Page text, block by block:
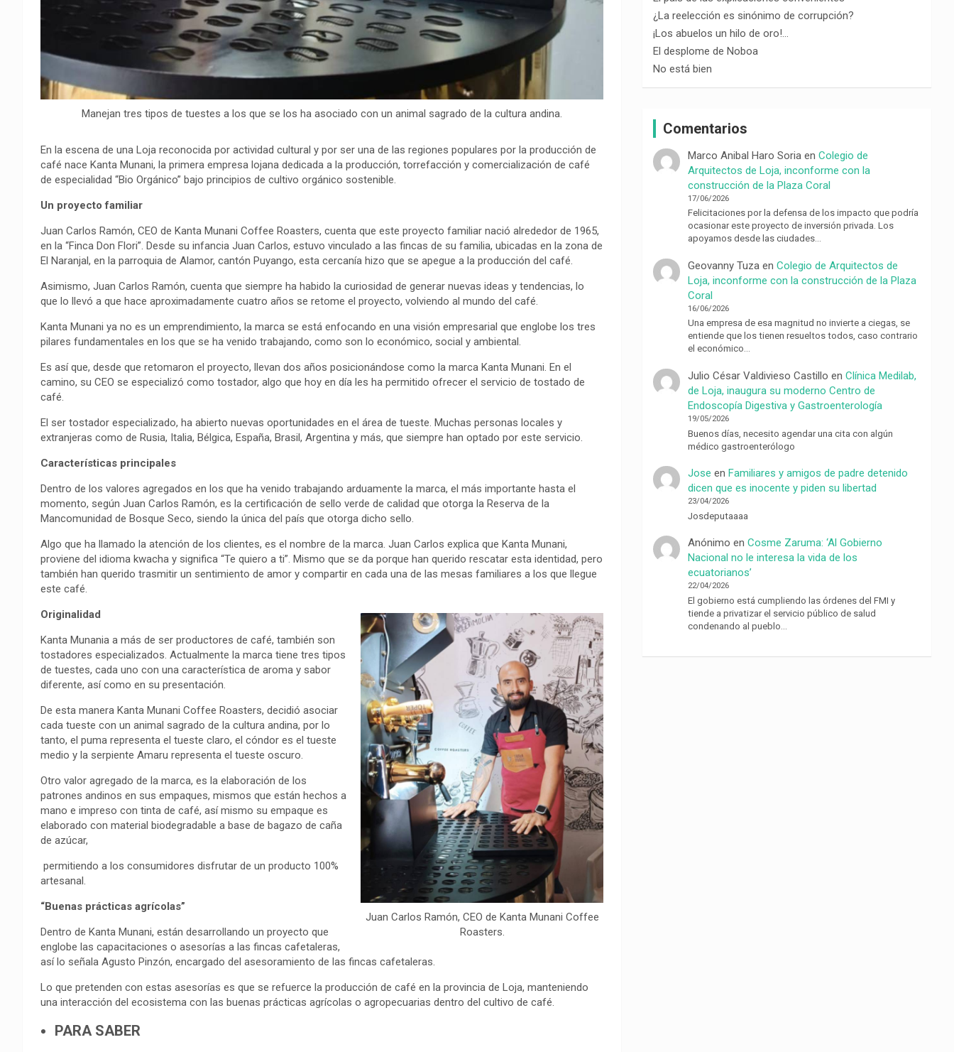
Manejan tres tipos de tuestes a los que se los ha asociado con un animal sagrado de la cultura andina.
En la escena de una Loja reconocida por actividad cultural y por ser una de las regiones populares por la producción de
café nace Kanta Munani, la primera empresa lojana dedicada a la producción, torrefacción y comercialización de café
de especialidad “Bio Orgánico” bajo principios de cultivo orgánico sostenible.
Un proyecto familiar
Juan Carlos Ramón, CEO de Kanta Munani Coffee Roasters, cuenta que este proyecto familiar nació alrededor de 1965,
en la “Finca Don Flori”. Desde su infancia Juan Carlos, estuvo vinculado a las fincas de su familia, ubicadas en la zona de
El Naranjal, en la parroquia de Alamor, cantón Puyango, esta cercanía hizo que se apegue a la producción del café.
Asimismo, Juan Carlos Ramón, cuenta que siempre ha habido la curiosidad de generar nuevas ideas y tendencias, lo
que lo llevó a que hace aproximadamente cuatro años se retome el proyecto, volviendo al mundo del café.
Kanta Munani ya no es un emprendimiento, la marca se está enfocando en una visión empresarial que englobe los tres
pilares fundamentales en los que se ha venido trabajando, como son lo económico, social y ambiental.
Es así que, desde que retomaron el proyecto, llevan dos años posicionándose como la marca Kanta Munani. En el
camino, su CEO se especializó como tostador, algo que hoy en día les ha permitido ofrecer el servicio de tostado de
café.
El ser tostador especializado, ha abierto nuevas oportunidades en el área de tueste. Muchas personas locales y
extranjeras como de Rusia, Italia, Bélgica, España, Brasil, Argentina y más, que siempre han optado por este servicio.
Características principales
Dentro de los valores agregados en los que ha venido trabajando arduamente la marca, el más importante hasta el
momento, según Juan Carlos Ramón, es la certificación de sello verde de calidad que otorga la Reserva de la
Mancomunidad de Bosque Seco, siendo la única del país que otorga dicho sello.
Algo que ha llamado la atención de los clientes, es el nombre de la marca. Juan Carlos explica que Kanta Munani,
proviene del idioma kwacha y significa “Te quiero a ti”. Mismo que se da porque han querido rescatar esta identidad, pero
también han querido trasmitir un sentimiento de amor y compartir en cada una de las mesas familiares a los que llegue
este café.
Juan Carlos Ramón, CEO de Kanta Munani Coffee
Roasters.
Originalidad
Kanta Munania a más de ser productores de café, también son
tostadores especializados. Actualmente la marca tiene tres tipos
de tuestes, cada uno con una característica de aroma y sabor
diferente, así como en su presentación.
De esta manera Kanta Munani Coffee Roasters, decidió asociar
cada tueste con un animal sagrado de la cultura andina, por lo
tanto, el puma representa el tueste claro, el cóndor es el tueste
medio y la serpiente Amaru representa el tueste oscuro.
Otro valor agregado de la marca, es la elaboración de los
patrones andinos en sus empaques, mismos que están hechos a
mano e impreso con tinta de café, así mismo su empaque es
elaborado con material biodegradable a base de bagazo de caña
de azúcar,
permitiendo a los consumidores disfrutar de un producto 100%
artesanal.
“Buenas prácticas agrícolas”
Dentro de Kanta Munani, están desarrollando un proyecto que
englobe las capacitaciones o asesorías a las fincas cafetaleras,
así lo señala Agusto Pinzón, encargado del asesoramiento de las fincas cafetaleras.
Lo que pretenden con estas asesorías es que se refuerce la producción de café en la provincia de Loja, manteniendo
una interacción del ecosistema con las buenas prácticas agrícolas o agropecuarias dentro del cultivo de café.
PARA SABER
¿La reelección es sinónimo de corrupción?
¡Los abuelos un hilo de oro!…
El desplome de Noboa
No está bien
Comentarios
Marco Anibal Haro Soria enColegio de
Arquitectos de Loja, inconforme con la
construcción de la Plaza Coral
17/06/2026
Felicitaciones por la defensa de los impacto que podría
ocasionar este proyecto de inversión privada. Los
apoyamos desde las ciudades…
Geovanny Tuza enColegio de Arquitectos de
Loja, inconforme con la construcción de la Plaza
Coral
16/06/2026
Una empresa de esa magnitud no invierte a ciegas, se
entiende que los tienen resueltos todos, caso contrario
el económico…
Julio César Valdivieso Castillo enClínica Medilab,
de Loja, inaugura su moderno Centro de
Endoscopía Digestiva y Gastroenterología
19/05/2026
Buenos días, necesito agendar una cita con algún
médico gastroenterólogo
Jose enFamiliares y amigos de padre detenido
dicen que es inocente y piden su libertad
23/04/2026
Josdeputaaaa
Anónimo enCosme Zaruma: ‘Al Gobierno
Nacional no le interesa la vida de los
ecuatorianos’
22/04/2026
El gobierno está cumpliendo las órdenes del FMI y
tiende a privatizar el servicio público de salud
condenando al pueblo…